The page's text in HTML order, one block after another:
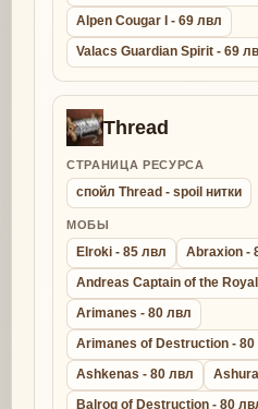
Alpen Cougar I - 69 лвл
Valacs Guardian Spirit - 69
Thread
СТРАНИЦА РЕСУРСА
спойл Thread - spoil нитки
МОБЫ
Elroki - 85 лвл
Abraxion -
Andreas Captain of the
Arimanes - 80 лвл
Arimanes of Destruction - 80
Ashkenas - 80 лвл
Balrog of Destruction - 80